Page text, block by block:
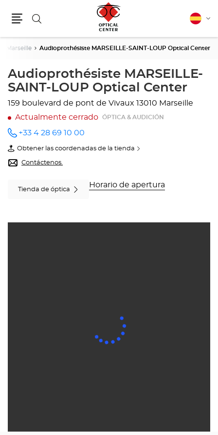
Buscar Español
Marseille Audioprothésiste MARSEILLE-SAINT-LOUP Optical Center
Audioprothésiste MARSEILLE-
SAINT-LOUP Optical Center
159 boulevard de pont de Vivaux 13010 Marseille
Actualmente cerrado
ÓPTICA & AUDICIÓN
número
de
teléfono
+33 4 28 69 10 00
Obtener las coordenadas de la tienda
de
Audioprothésiste
MARSEILLE-
Optical
Contáctenos.
Tienda de óptica
Horario de apertura